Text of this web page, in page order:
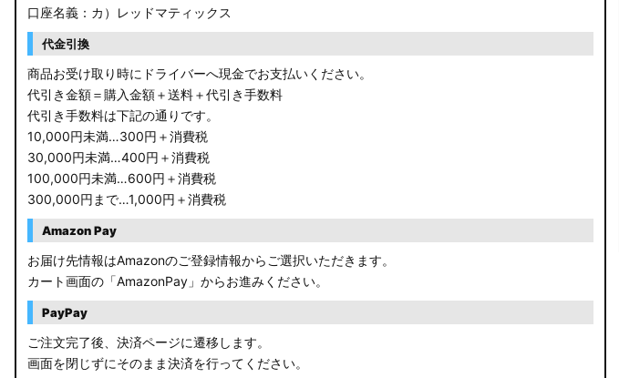
口座名義：カ）レッドマティックス
代金引換
商品お受け取り時にドライバーへ現金でお支払いください。
代引き金額＝購入金額＋送料＋代引き手数料
代引き手数料は下記の通りです。
10,000円未満…300円＋消費税
30,000円未満…400円＋消費税
100,000円未満…600円＋消費税
300,000円まで…1,000円＋消費税
Amazon Pay
お届け先情報はAmazonのご登録情報からご選択いただきます。
カート画面の「AmazonPay」からお進みください。
PayPay
ご注文完了後、決済ページに遷移します。
画面を閉じずにそのまま決済を行ってください。